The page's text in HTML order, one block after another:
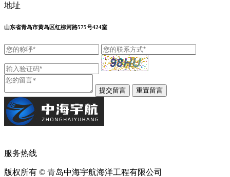
地址
山东省青岛市黄岛区红柳河路575号424室
服务热线
版权所有 © 青岛中海宇航海洋工程有限公司